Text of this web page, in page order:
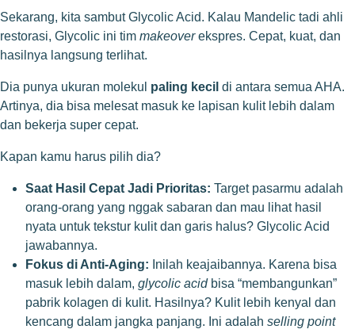
Sekarang, kita sambut Glycolic Acid. Kalau Mandelic tadi ahli
restorasi, Glycolic ini tim makeoverekspres. Cepat, kuat, dan
hasilnya langsung terlihat.
Dia punya ukuran molekul paling kecil di antara semua AHA.
Artinya, dia bisa melesat masuk ke lapisan kulit lebih dalam
dan bekerja super cepat.
Kapan kamu harus pilih dia?
Saat Hasil Cepat Jadi Prioritas: Target pasarmu adalah
orang-orang yang nggak sabaran dan mau lihat hasil
nyata untuk tekstur kulit dan garis halus? Glycolic Acid
jawabannya.
Fokus di Anti-Aging: Inilah keajaibannya. Karena bisa
masuk lebih dalam, glycolic acidbisa “membangunkan”
pabrik kolagen di kulit. Hasilnya? Kulit lebih kenyal dan
kencang dalam jangka panjang. Ini adalah selling point